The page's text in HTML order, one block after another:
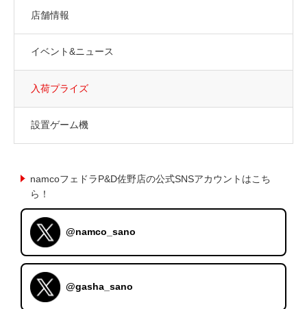
店舗情報
イベント&ニュース
入荷プライズ
設置ゲーム機
namcoフェドラP&D佐野店の公式SNSアカウントはこち
ら！
@namco_sano
@gasha_sano